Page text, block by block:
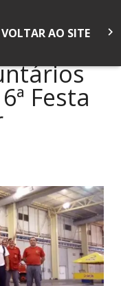
VOLTAR AO SITE keyboard_arrow_right
Festa